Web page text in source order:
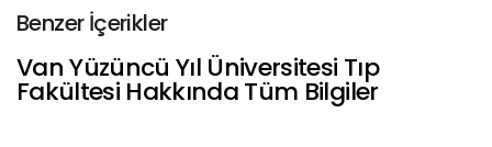
Benzer İçerikler
Van Yüzüncü Yıl Üniversitesi Tıp
Fakültesi Hakkında Tüm Bilgiler